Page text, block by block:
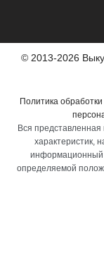
© 2013-2026
Политика
Вся
характеристик,
информационный
определяемой